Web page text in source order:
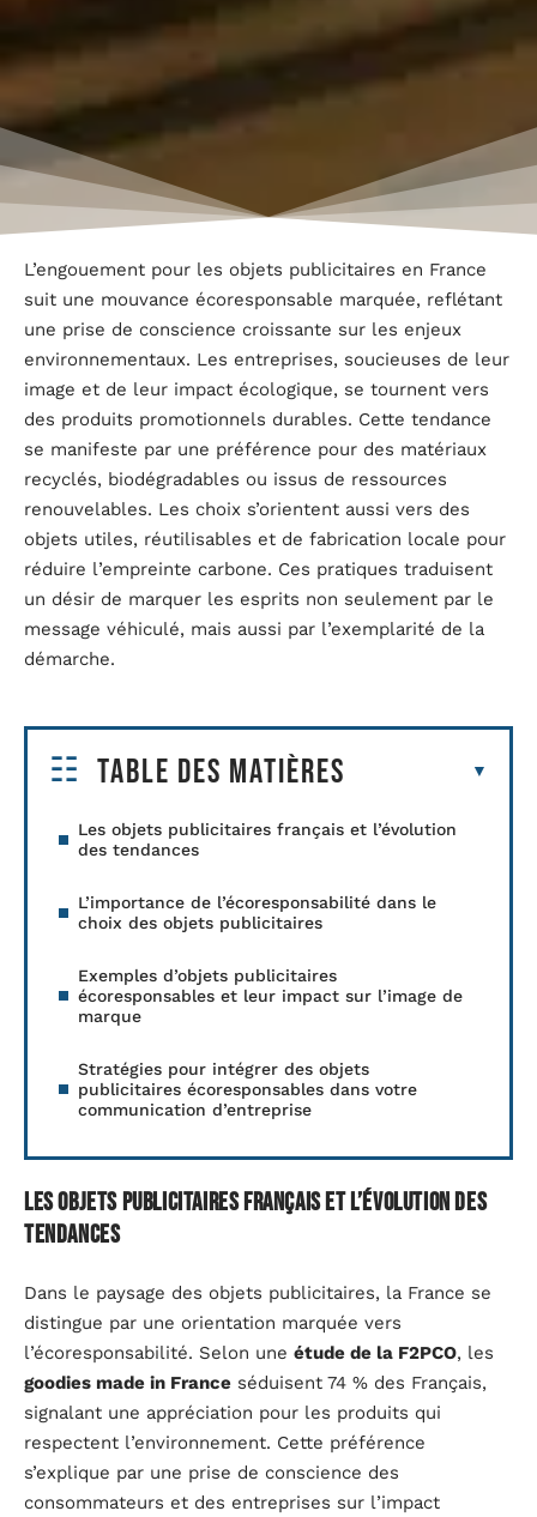
L’engouement pour les objets publicitaires en France
suit une mouvance écoresponsable marquée, reflétant
une prise de conscience croissante sur les enjeux
environnementaux. Les entreprises, soucieuses de leur
image et de leur impact écologique, se tournent vers
des produits promotionnels durables. Cette tendance
se manifeste par une préférence pour des matériaux
recyclés, biodégradables ou issus de ressources
renouvelables. Les choix s’orientent aussi vers des
objets utiles, réutilisables et de fabrication locale pour
réduire l’empreinte carbone. Ces pratiques traduisent
un désir de marquer les esprits non seulement par le
message véhiculé, mais aussi par l’exemplarité de la
démarche.
Table des matières
Les objets publicitaires français et l’évolution
des tendances
L’importance de l’écoresponsabilité dans le
choix des objets publicitaires
Exemples d’objets publicitaires
écoresponsables et leur impact sur l’image de
marque
Stratégies pour intégrer des objets
publicitaires écoresponsables dans votre
communication d’entreprise
Les objets publicitaires français et l’évolution des
tendances
Dans le paysage des objets publicitaires, la France se
distingue par une orientation marquée vers
l’écoresponsabilité. Selon une étude de la F2PCO, les
goodies made in France séduisent 74 % des Français,
signalant une appréciation pour les produits qui
respectent l’environnement. Cette préférence
s’explique par une prise de conscience des
consommateurs et des entreprises sur l’impact